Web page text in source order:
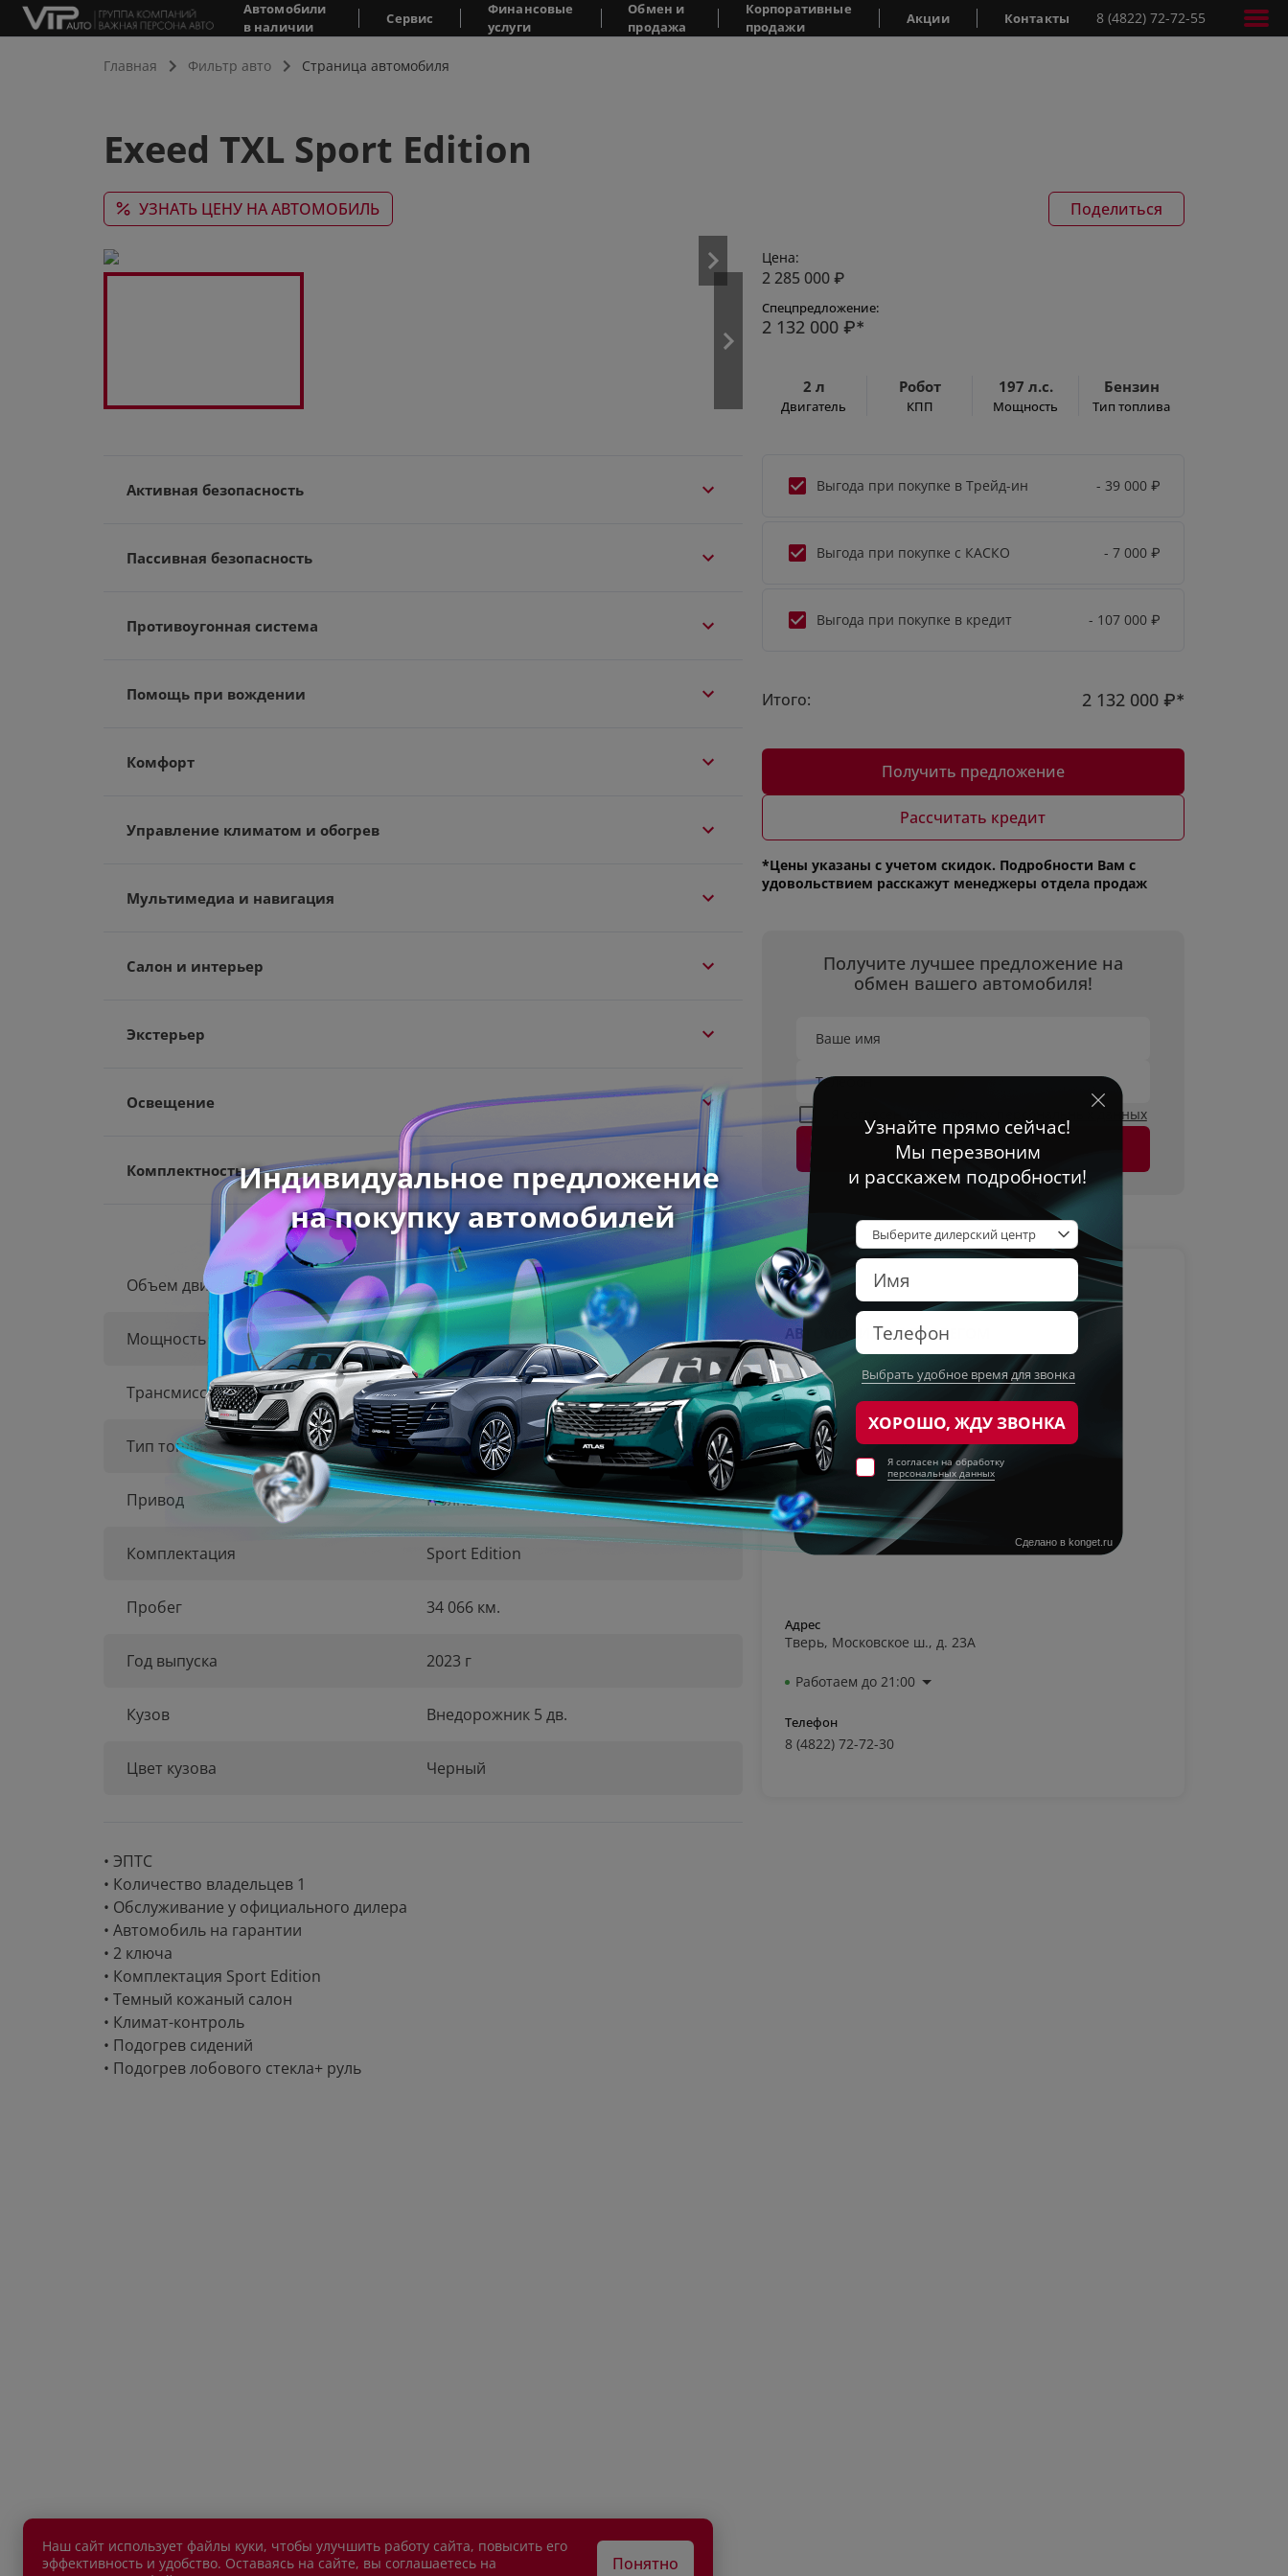
Автомобили
в наличии
Сервис
Финансовые
услуги
Обмен и
продажа
Корпоративные
продажи
Акции Контакты 8 (4822) 72-72-55
Главная Фильтр авто Страница автомобиля
Exeed TXL Sport Edition
УЗНАТЬ ЦЕНУ НА АВТОМОБИЛЬ Поделиться
Активная безопасность
Пассивная безопасность
Противоугонная система
Помощь при вождении
Комфорт
Управление климатом и обогрев
Мультимедиа и навигация
Салон и интерьер
Экстерьер
Освещение
Комплектность
Объем двигателя 2 л
Мощность 197 л.с.
Трансмиссия Робот
Тип топлива Бензин
Привод Полный
Комплектация Sport Edition
Пробег 34 066 км.
Год выпуска 2023 г
Кузов Внедорожник 5 дв.
Цвет кузова Черный
• ЭПТС
• Количество владельцев 1
• Обслуживание у официального дилера
• Автомобиль на гарантии
• 2 ключа
• Комплектация Sport Edition
• Темный кожаный салон
• Климат-контроль
• Подогрев сидений
• Подогрев лобового стекла+ руль
Цена:
2 285 000 ₽
Спецпредложение:
2 132 000 ₽*
2 л
Двигатель
Робот
КПП
197 л.с.
Мощность
Бензин
Тип топлива
Выгода при покупке в Трейд-ин - 39 000 ₽
Выгода при покупке с КАСКО - 7 000 ₽
Выгода при покупке в кредит - 107 000 ₽
Итого: 2 132 000 ₽*
Получить предложение
Рассчитать кредит
*Цены указаны с учетом скидок. Подробности Вам с
удовольствием расскажут менеджеры отдела продаж
Получите лучшее предложение на
обмен вашего автомобиля!
Ваше имя
Телефон
обработку персональных данных
Оставить заявку
АВТОМОБИЛИ С ПРОБЕГОМ
Адрес
Тверь, Московское ш., д. 23А
Работаем до 21:00
Телефон
8 (4822) 72-72-30
Наш сайт использует файлы куки, чтобы улучшить работу сайта, повысить его
эффективность и удобство. Оставаясь на сайте, вы соглашаетесь на
Понятно